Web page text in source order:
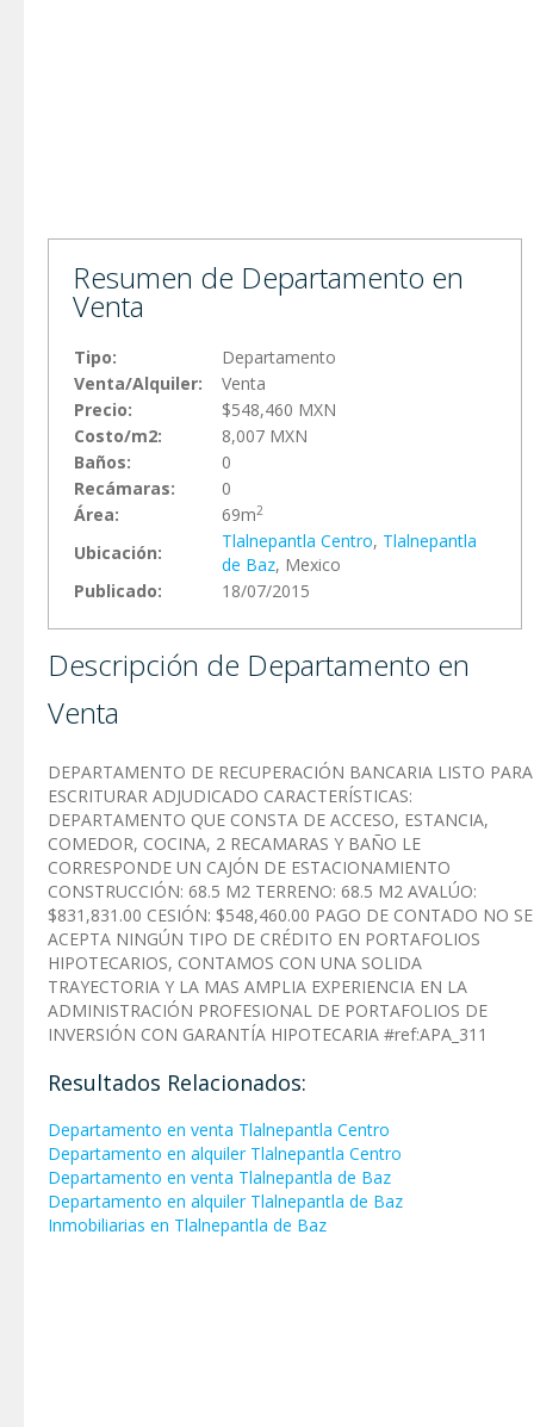
Resumen de Departamento en
Venta
Tipo:
Departamento
Venta/Alquiler:
Venta
Precio:
$548,460 MXN
Costo/m2:
8,007 MXN
Baños:
0
Recámaras:
0
Área:
69m2
Ubicación:
Tlalnepantla Centro, Tlalnepantla
de Baz, Mexico
Publicado:
18/07/2015
Descripción de Departamento en
Venta
DEPARTAMENTO DE RECUPERACIÓN BANCARIA LISTO PARA
ESCRITURAR ADJUDICADO CARACTERÍSTICAS:
DEPARTAMENTO QUE CONSTA DE ACCESO, ESTANCIA,
COMEDOR, COCINA, 2 RECAMARAS Y BAÑO LE
CORRESPONDE UN CAJÓN DE ESTACIONAMIENTO
CONSTRUCCIÓN: 68.5 M2 TERRENO: 68.5 M2 AVALÚO:
$831,831.00 CESIÓN: $548,460.00 PAGO DE CONTADO NO SE
ACEPTA NINGÚN TIPO DE CRÉDITO EN PORTAFOLIOS
HIPOTECARIOS, CONTAMOS CON UNA SOLIDA
TRAYECTORIA Y LA MAS AMPLIA EXPERIENCIA EN LA
ADMINISTRACIÓN PROFESIONAL DE PORTAFOLIOS DE
INVERSIÓN CON GARANTÍA HIPOTECARIA #ref:APA_311
Resultados Relacionados:
Departamento en venta Tlalnepantla Centro
Departamento en alquiler Tlalnepantla Centro
Departamento en venta Tlalnepantla de Baz
Departamento en alquiler Tlalnepantla de Baz
Inmobiliarias en Tlalnepantla de Baz